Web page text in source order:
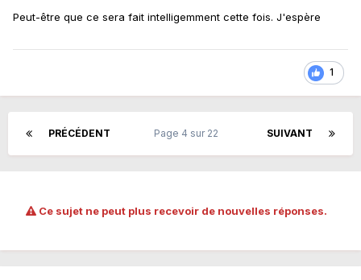
Peut-être que ce sera fait intelligemment cette fois. J'espère
1
PRÉCÉDENT SUIVANT
Page 4 sur 22
Ce sujet ne peut plus recevoir de nouvelles réponses.